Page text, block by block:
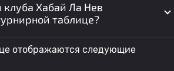
клуба Хабай Ла Нев
таблице?
отображаются следующие